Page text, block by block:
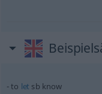
to let sb know